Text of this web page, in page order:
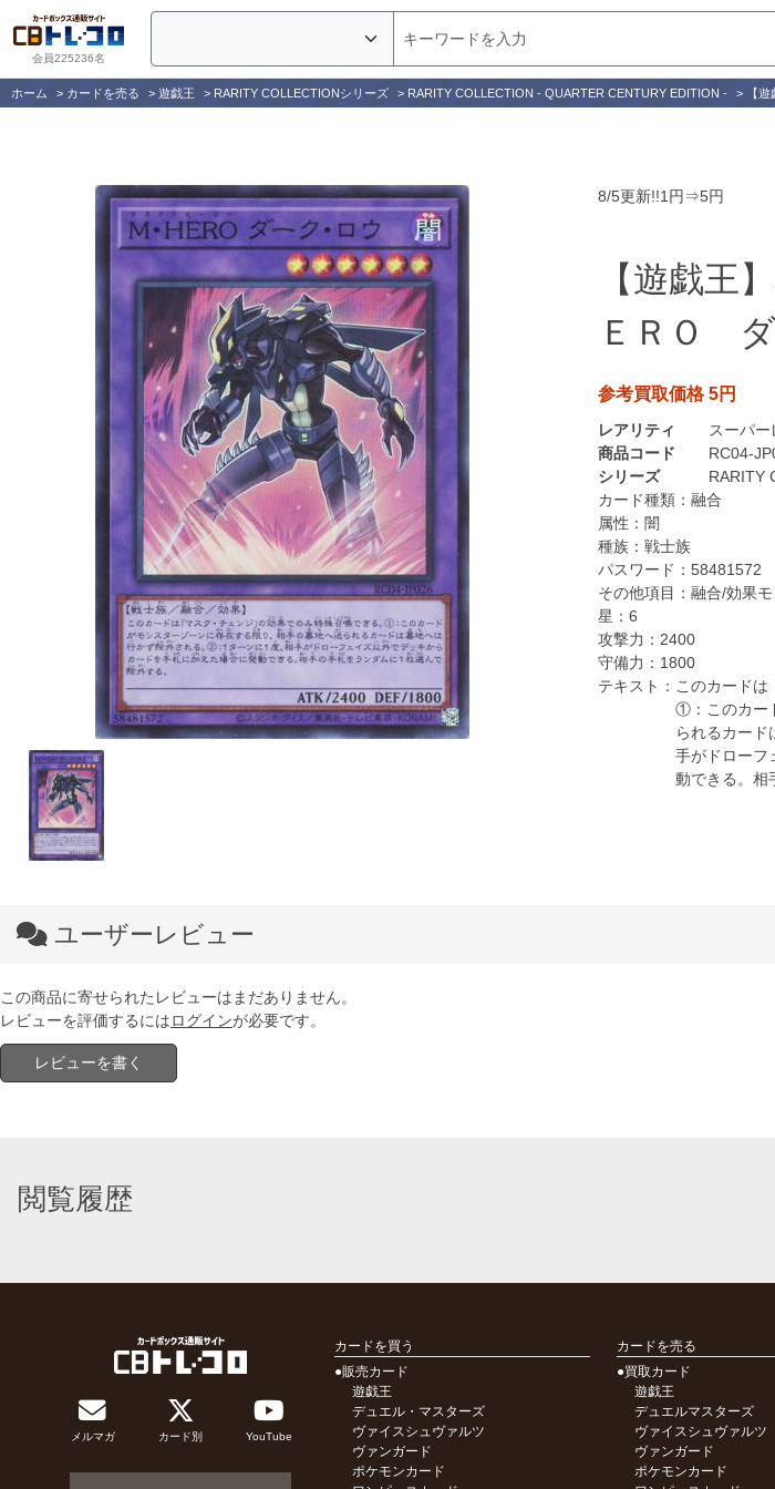
会員225236名
ホーム > カードを売る > 遊戯王 > RARITY COLLECTIONシリーズ > RARITY COLLECTION - QUARTER CENTURY EDITION - > 【
8/5更新!!1円⇒5円
【遊戯王
ＥＲＯ
参考買取価格 5円
レアリティ
スーパー
商品コード
RC04-
シリーズ
RARITY
カード種類： 融合
属性： 闇
種族： 戦士族
パスワード： 58481572
その他項目： 融合/効果
星： 6
攻撃力： 2400
守備力： 1800
テキスト： このカードは
①：このカー
られるカー
手がドローフ
動できる。相
ユーザーレビュー
この商品に寄せられたレビューはまだありません。
レビューを評価するにはログインが必要です。
レビューを書く
閲覧履歴
メルマガ カード別 YouTube
カードを買う
●販売カード
遊戯王
デュエル・マスターズ
ヴァイスシュヴァルツ
ヴァンガード
ポケモンカード
カードを売る
●買取カード
遊戯王
デュエルマスターズ
ヴァイスシュヴァルツ
ヴァンガード
ポケモンカード